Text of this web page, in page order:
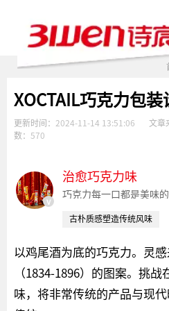
XOCTAIL巧克力包装
更新时间： 2024-11-14 13:51:06 文章
数： 570
v
治愈巧克力味
巧克力每一口都是美味
古朴质感塑造传统风味
以鸡尾酒为底的巧克力。灵
（1834-1896）的图案。挑
味，将非常传统的产品与现